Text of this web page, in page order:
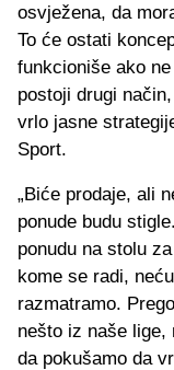
osvježena, da
To će ostati
funkcioniše ako
postoji drugi
vrlo jasne
Sport.
„Biće prodaje, ali
ponude budu
ponudu na stolu
kome se radi,
razmatramo.
nešto iz naše
da pokušamo da